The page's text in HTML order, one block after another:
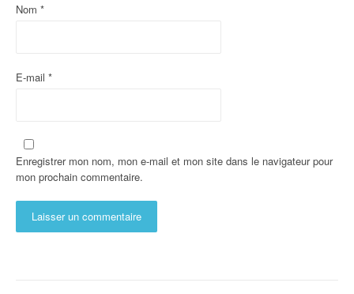
Nom *
E-mail *
Enregistrer mon nom, mon e-mail et mon site dans le navigateur pour
mon prochain commentaire.